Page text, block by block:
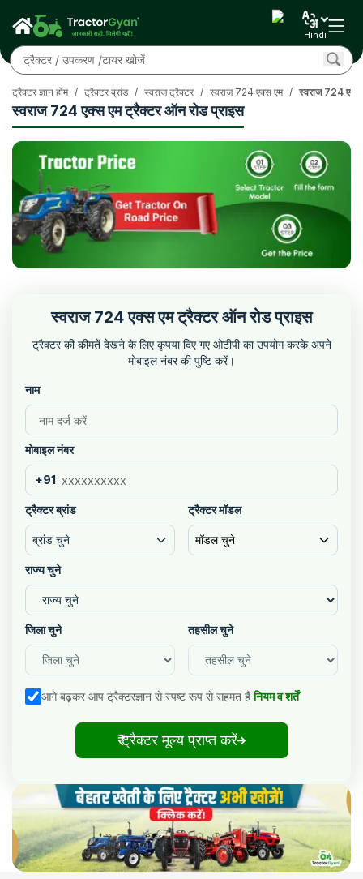
Hindi
स्वराज 724 एक्स एम ट्रैक्टर ऑन रोड प्राइस
ट्रैक्टर ज्ञान होम / ट्रैक्टर ब्रांड / स्वराज ट्रैक्टर / स्वराज 724 एक्स एम / स्वराज 724 एक्स
स्वराज 724 एक्स एम ट्रैक्टर ऑन रोड प्राइस
ट्रैक्टर की कीमतें देखने के लिए कृपया दिए गए ओटीपी का उपयोग करके अपने
मोबाइल नंबर की पुष्टि करें।
नाम
मोबाइल नंबर
+91
ट्रैक्टर ब्रांड
ब्रांड चुने
ट्रैक्टर मॉडल
मॉडल चुने
राज्य चुने
जिला चुने तहसील चुने
आगे बढ़कर आप ट्रैक्टरज्ञान से स्पष्ट रूप से सहमत हैं नियम व शर्तें
₹ ट्रैक्टर मूल्य प्राप्त करें